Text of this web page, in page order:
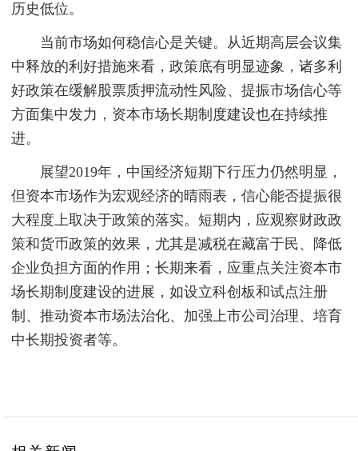
历史低位。
当前市场如何稳信心是关键。从近期高层会议集
中释放的利好措施来看，政策底有明显迹象，诸多利
好政策在缓解股票质押流动性风险、提振市场信心等
方面集中发力，资本市场长期制度建设也在持续推
进。
展望2019年，中国经济短期下行压力仍然明显，
但资本市场作为宏观经济的晴雨表，信心能否提振很
大程度上取决于政策的落实。短期内，应观察财政政
策和货币政策的效果，尤其是减税在藏富于民、降低
企业负担方面的作用；长期来看，应重点关注资本市
场长期制度建设的进展，如设立科创板和试点注册
制、推动资本市场法治化、加强上市公司治理、培育
中长期投资者等。